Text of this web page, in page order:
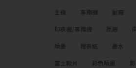
主機 事務機 副廠
印表機/事務機 原廠
噴墨 報表紙 墨水
富士軟片 彩色噴墨